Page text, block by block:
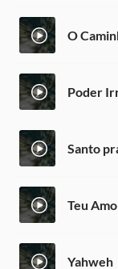
O
Poder
Santo
Teu
Yahweh